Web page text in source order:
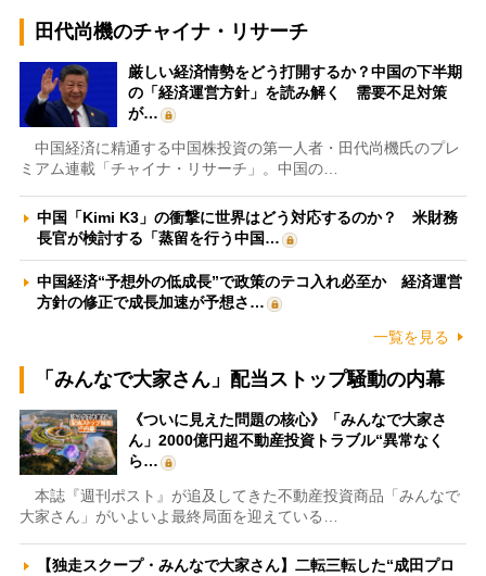
田代尚機のチャイナ・リサーチ
厳しい経済情勢をどう打開するか？中国の下半期
の「経済運営方針」を読み解く 需要不足対策
が…
中国経済に精通する中国株投資の第一人者・田代尚機氏のプレ
ミアム連載「チャイナ・リサーチ」。中国の…
中国「Kimi K3」の衝撃に世界はどう対応するのか？ 米財務
長官が検討する「蒸留を行う中国…
中国経済“予想外の低成長”で政策のテコ入れ必至か 経済運営
方針の修正で成長加速が予想さ…
一覧を見る
「みんなで大家さん」配当ストップ騒動の内幕
《ついに見えた問題の核心》「みんなで大家さ
ん」2000億円超不動産投資トラブル“異常なく
ら…
本誌『週刊ポスト』が追及してきた不動産投資商品「みんなで
大家さん」がいよいよ最終局面を迎えている…
【独走スクープ・みんなで大家さん】二転三転した“成田プロ